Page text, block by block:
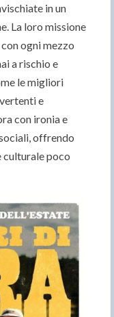
in un
La loro missione
ogni mezzo
a rischio e
le migliori
e
con ironia e
offrendo
culturale poco